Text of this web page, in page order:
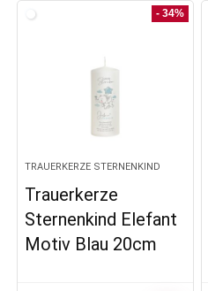
37,90 €
- 34%
TRAUERKERZE STERNENKIND
Trauerkerze
Sternenkind Elefant
Motiv Blau 20cm